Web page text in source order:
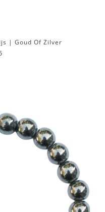
| Goud Of Zilver